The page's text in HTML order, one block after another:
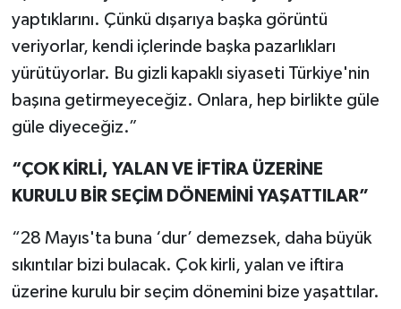
yaptıklarını. Çünkü dışarıya başka görüntü
veriyorlar, kendi içlerinde başka pazarlıkları
yürütüyorlar. Bu gizli kapaklı siyaseti Türkiye'nin
başına getirmeyeceğiz. Onlara, hep birlikte güle
güle diyeceğiz.”
“ÇOK KİRLİ, YALAN VE İFTİRA ÜZERİNE
KURULU BİR SEÇİM DÖNEMİNİ YAŞATTILAR”
“28 Mayıs'ta buna ‘dur’ demezsek, daha büyük
sıkıntılar bizi bulacak. Çok kirli, yalan ve iftira
üzerine kurulu bir seçim dönemini bize yaşattılar.